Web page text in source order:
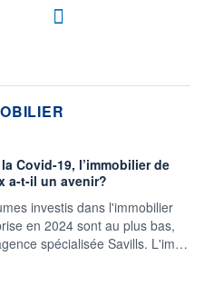
Covid-19, l’immobilier de
a-t-il un avenir?
investis dans l'immobilier
en 2024 sont au plus bas,
spécialisée Savills. L'im…